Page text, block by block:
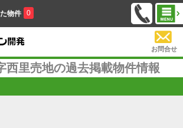
物件 0
お問合せ
西里売地の過去掲載物件情報